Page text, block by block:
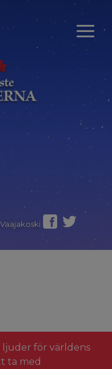
ljuder för världens
ta med